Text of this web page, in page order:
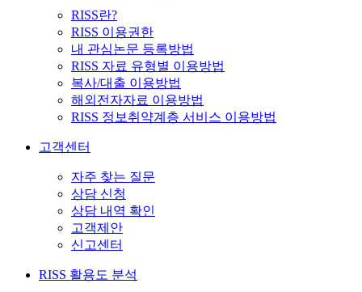
RISS란?
RISS 이용권한
내 관심논문 등록방법
RISS 자료 유형별 이용방법
복사/대출 이용방법
해외전자자료 이용방법
RISS 정보취약계층 서비스 이용방법
고객센터
자주 찾는 질문
상담 신청
상담 내역 확인
고객제안
신고센터
RISS 활용도 분석